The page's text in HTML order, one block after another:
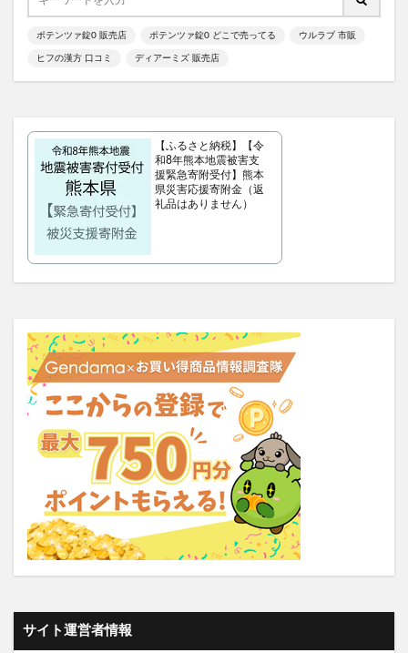
ポケモンキッズ 東京ミレニアルクリニック
MREビオス ハダノコエ 剛SUGIMAN(ツヨスギマン)
ピリモキープマスクジェルウォッシュ
アクセーヌトライアルセット ルナソル
GREEN SPOON(グリーンスプーン)
MiMC(エムアイエムシー)
天体望遠鏡 ゴリラクリニック
モグニャンキャットフードライト
ペロリコドッグフードライト クリスマス
西松屋
食べチョクフルーツセレクト ニューバランス
グラニフ ヒツジのいらない枕
資生堂エッセンススキンセッティングパウダー
mitas for men(ミタスフォーメン) サカムケア
ミライスピーカー
フェミッシュプレミアムホイップ エールマカ
ポテンツァ錠0 販売店 ポテンツァ錠0 どこで売ってる ウルラブ 市販
ヒフの漢方 口コミ ディアーミズ 販売店
【ふるさと納税】【令
和8年熊本地震被害支
援緊急寄附受付】熊本
県災害応援寄附金（返
礼品はありません）
サイト運営者情報